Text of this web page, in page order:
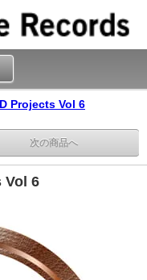
Projects Vol 6
次の商品へ
Vol 6